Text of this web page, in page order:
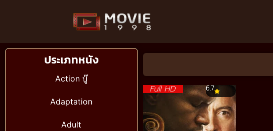
ประเภทหนัง
Action บู๊
Adaptation
Adult
Full HD 6.7